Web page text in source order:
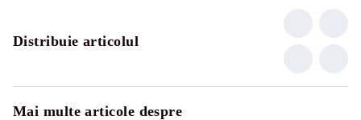
Distribuie articolul
Mai multe articole despre